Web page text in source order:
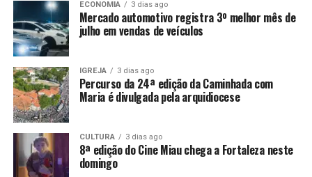
ECONOMIA 3 dias ago
Mercado automotivo registra 3º melhor mês de
julho em vendas de veículos
IGREJA 3 dias ago
Percurso da 24ª edição da Caminhada com
Maria é divulgada pela arquidiocese
CULTURA 3 dias ago
8ª edição do Cine Miau chega a Fortaleza neste
domingo